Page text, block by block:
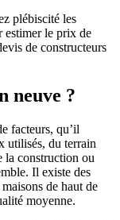
plébiscité les
estimer le prix de
de constructeurs
neuve ?
facteurs, qu’il
utilisés, du terrain
la construction ou
Il existe des
de haut de
moyenne.